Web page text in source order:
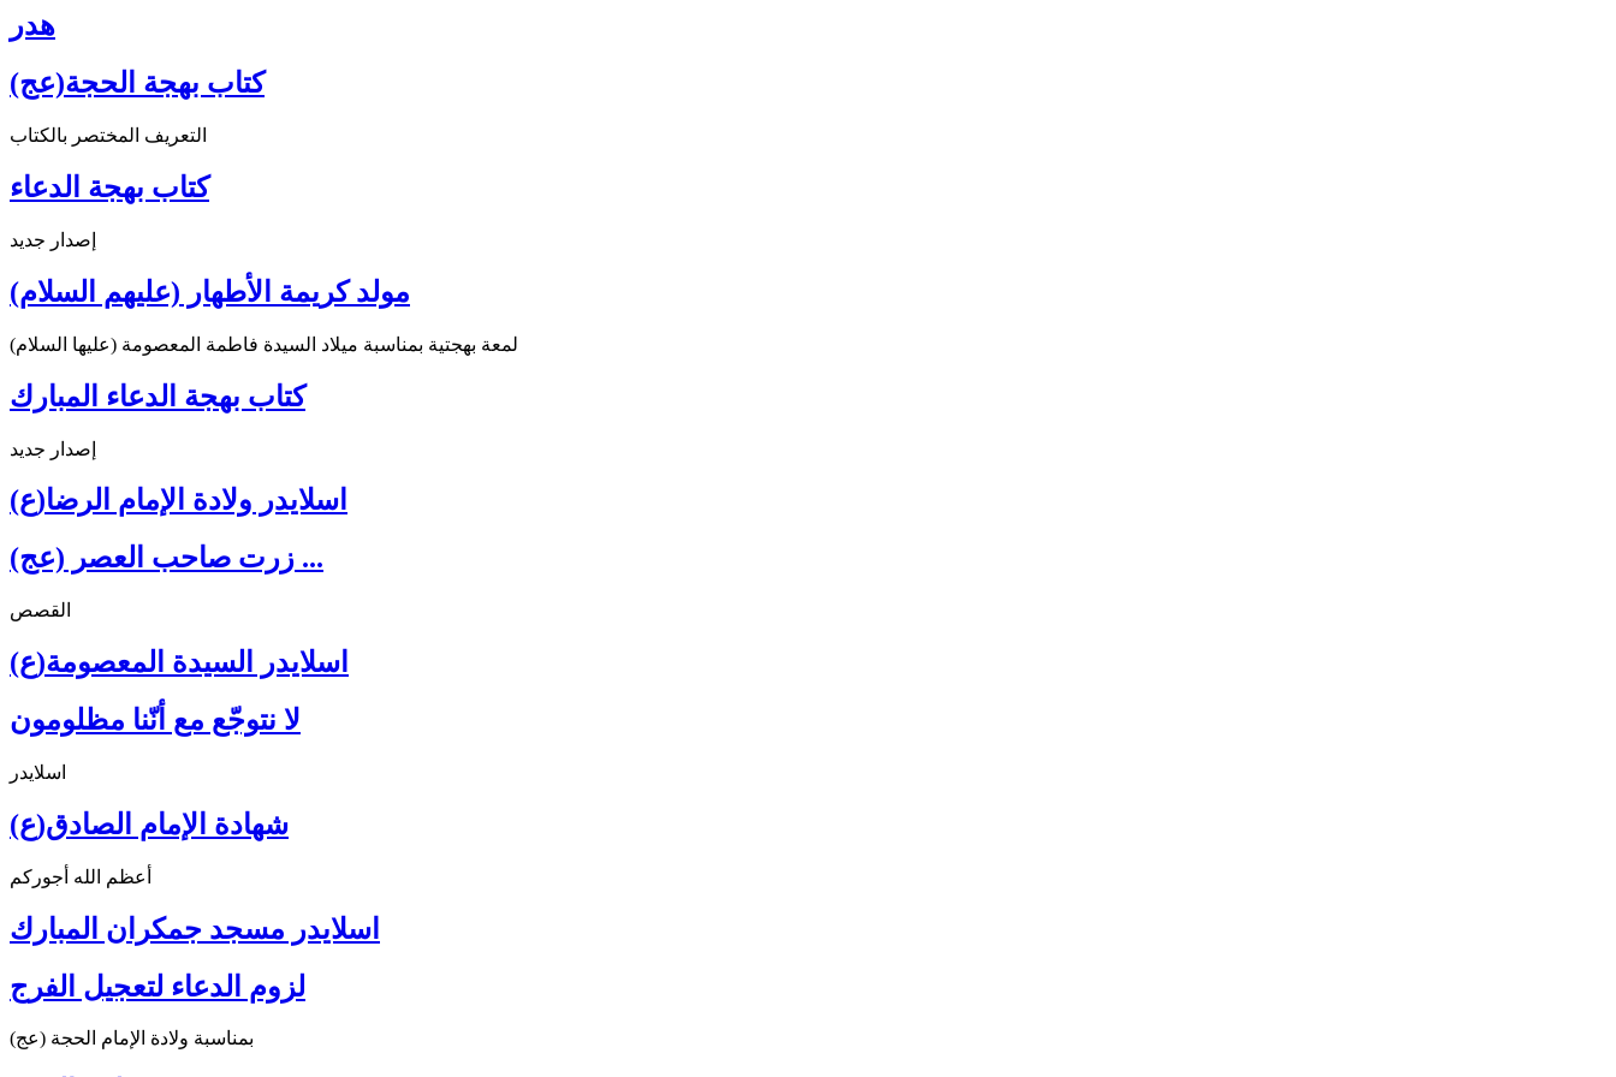
هدر
كتاب بهجة الحجة(عج)
التعريف المختصر بالكتاب
كتاب بهجة الدعاء
إصدار جديد
مولد كريمة الأطهار (عليهم السلام)
لمعة بهجتية بمناسبة ميلاد السيدة فاطمة المعصومة (عليها السلام)
كتاب بهجة الدعاء المبارك
إصدار جديد
اسلايدر ولادة الإمام الرضا(ع)
زرت صاحب العصر (عج) ...
القصص
اسلايدر السيدة المعصومة(ع)
لا نتوجّع مع أنّنا مظلومون
اسلايدر
شهادة الإمام الصادق(ع)
أعظم الله أجوركم
اسلايدر مسجد جمكران المبارك
لزوم الدعاء لتعجيل الفرج
بمناسبة ولادة الإمام الحجة (عج)